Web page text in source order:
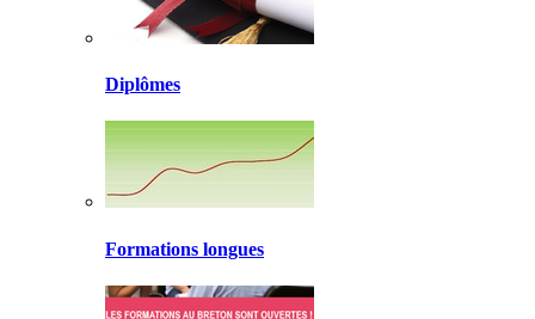
Diplômes
Formations longues